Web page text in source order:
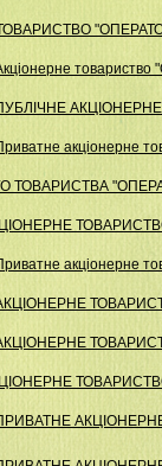
ТОВАРИСТВО
товариство
ПУБЛІЧНЕ
акціонерне
ТОВАРИСТВА
акціонерне
АКЦІОНЕРНЕ
АКЦІОНЕРНЕ
ПРИВАТНЕ